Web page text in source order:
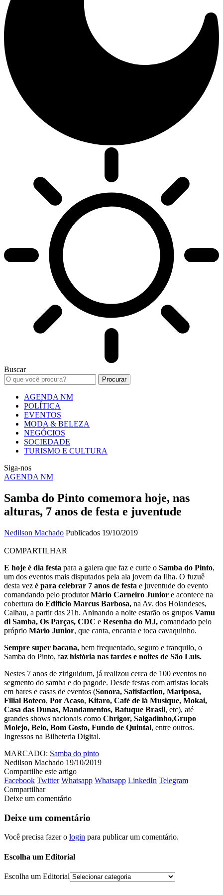
Buscar
AGENDA NM
POLÍTICA
EVENTOS
MODA & BELEZA
NEGÓCIOS
SOCIEDADE
TURISMO E CULTURA
Siga-nos
AGENDA NM
Samba do Pinto comemora hoje, nas
alturas, 7 anos de festa e juventude
Nedilson Machado Publicados 19/10/2019
COMPARTILHAR
E hoje é dia festa para a galera que faz e curte o Samba do Pinto,
um dos eventos mais disputados pela ala jovem da Ilha. O fuzuê
desta vez é para celebrar 7 anos de festa e juventude do evento
comandando pelo produtorMário Carneiro Junior e acontece na
cobertura do Edifício Marcus Barbosa, na Av. dos Holandeses,
Calhau, a partir das 21h. Aninando a noite estarão os grupos Vamu
di Samba, Os Parças, CDC e Resenha do MJ, comandado pelo
próprio Mário Junior, que canta, encanta e toca cavaquinho.
Sempre super bacana, bem frequentado, seguro e tranquilo, o
Samba do Pinto, faz história nas tardes e noites de São Luís.
Nestes 7 anos de ziriguidum, já realizou cerca de 100 eventos no
segmento do samba e do pagode. Desde festas com artistas locais
em bares e casas de eventos (Sonora, Satisfaction, Mariposa,
Filial Boteco, Por Acaso, Kitaro, Café de lá Musique, Mokai,
Casa das Dunas, Mandamentos, Batuque Brasil, etc), até
grandes shows nacionais como Chrigor, Salgadinho,Grupo
Molejo, Belo, Bom Gosto, Fundo de Quintal, entre outros.
Ingressos na Bilheteria Digital.
MARCADO: Samba do pinto
Nedilson Machado 19/10/2019
Compartilhe este artigo
Facebook Twitter Whatsapp Whatsapp LinkedIn Telegram
Compartilhar
Deixe um comentário
Deixe um comentário
Você precisa fazer o login para publicar um comentário.
Escolha um Editorial
Escolha um Editorial